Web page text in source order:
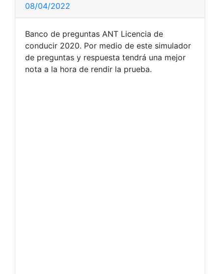
08/04/2022
Banco de preguntas ANT Licencia de
conducir 2020. Por medio de este simulador
de preguntas y respuesta tendrá una mejor
nota a la hora de rendir la prueba.